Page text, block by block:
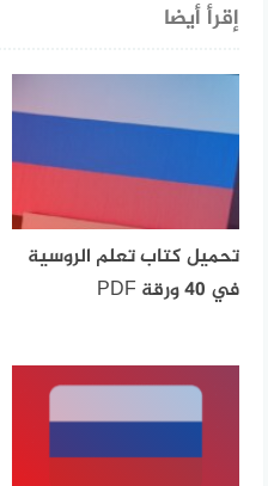
إقرأ أيضا
تحميل كتاب تعلم الروسية
في 40 ورقة PDF